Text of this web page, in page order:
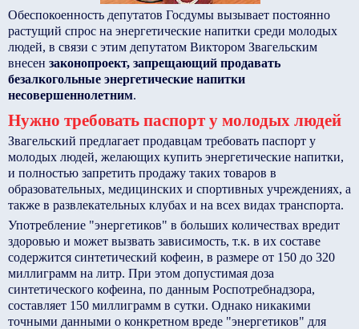
Обеспокоенность депутатов Госдумы вызывает постоянно
растущий спрос на энергетические напитки среди молодых
людей, в связи с этим депутатом Виктором Звагельским
внесен законопроект, запрещающий продавать
безалкогольные энергетические напитки
несовершеннолетним.
Нужно требовать паспорт у молодых людей
Звагельский предлагает продавцам требовать паспорт у
молодых людей, желающих купить энергетические напитки,
и полностью запретить продажу таких товаров в
образовательных, медицинских и спортивных учреждениях, а
также в развлекательных клубах и на всех видах транспорта.
Употребление "энергетиков" в больших количествах вредит
здоровью и может вызвать зависимость, т.к. в их составе
содержится синтетический кофеин, в размере от 150 до 320
миллиграмм на литр. При этом допустимая доза
синтетического кофеина, по данным Роспотребнадзора,
составляет 150 миллиграмм в сутки. Однако никакими
точными данными о конкретном вреде "энергетиков" для